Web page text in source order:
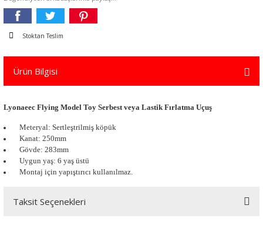
Stoktan Teslim
Ürün Bilgisi
Lyonaeec Flying Model Toy Serbest veya Lastik Fırlatma Uçuş
Meteryal: Sertleştrilmiş köpük
Kanat: 250mm
Gövde: 283mm
Uygun yaş: 6 yaş üstü
Montaj için yapıştırıcı kullanılmaz.
Taksit Seçenekleri